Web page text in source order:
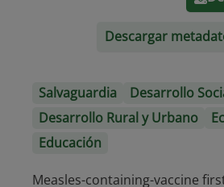
Descargar
Salvaguardia
Desarrollo
Desarrollo Rural y Urbano
Educación
Measles-containing-vaccine